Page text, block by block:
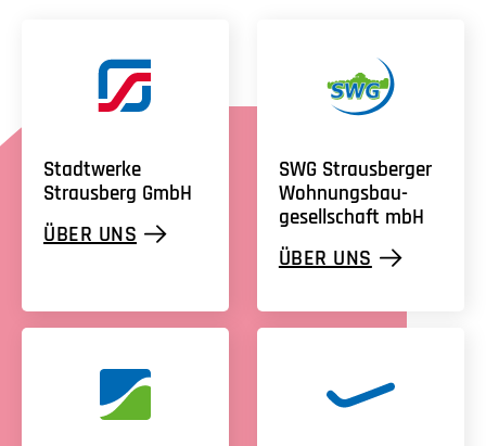
Stadtwerke
Strausberg GmbH
ÜBER UNS
SWG Strausberger
Wohnungs­bau­
gesellschaft mbH
ÜBER UNS